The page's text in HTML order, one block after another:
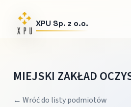
XPU Sp. z o.o.
MIEJSKI ZAKŁAD
← Wróć do listy podmiotów